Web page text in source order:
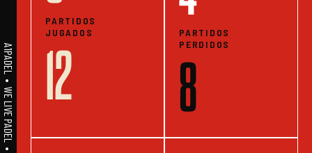
PARTIDOS
JUGADOS
12
PARTIDOS
PERDIDOS
8